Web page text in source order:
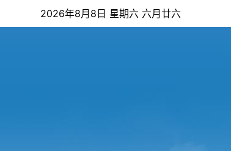
2026年8月8日 星期六 六月廿六